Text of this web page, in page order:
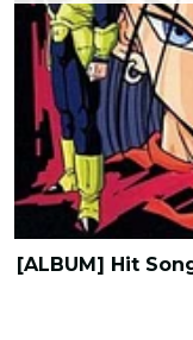
[ALBUM] Hit